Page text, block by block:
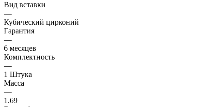
Вид вставки
—
Кубический цирконий
Гарантия
—
6 месяцев
Комплектность
—
1 Штука
Масса
—
1.69